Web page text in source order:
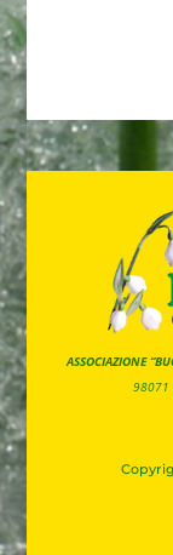
ASSOCIAZIONE
98071